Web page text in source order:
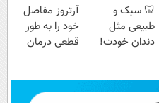
🦷 سبک و
طبیعی مثل
دندان خودت!
💳 📍 تهران
آرتروز مفاصل
خود را به طور
قطعی درمان